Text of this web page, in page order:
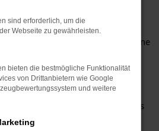
treffen Sie mit Ihrem
Wir freuen uns, dass Sie sich für
entscheiden und bieten Ihnen eine
Gerne hören wir Ihnen vor
zu und finden durch
perfekt Lösung für Ihre
bieten wir Ihnen keineswegs
gerne auch eine günstige
sind erforderlich, um die
Webseite zu gewährleisten.
bieten die bestmögliche Funktionalität
von Drittanbietern wie Google
und weitere